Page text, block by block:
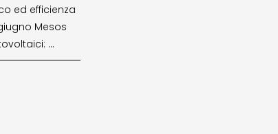
ed efficienza
Mesos
…